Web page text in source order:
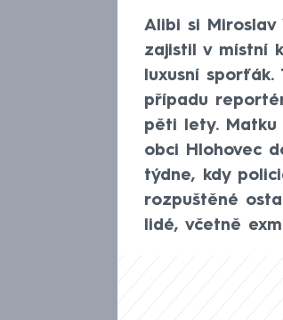
Alibi si Miroslav
zajistil v místní
luxusní
případu
pěti lety. Matku
obci Hlohovec
týdne, kdy
rozpuštěné
lidé, včetně